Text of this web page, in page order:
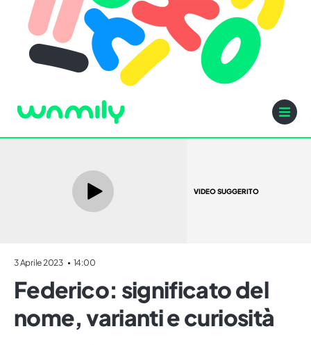
VIDEO SUGGERITO
3 Aprile 2023 14:00
Federico: significato del
nome, varianti e curiosità